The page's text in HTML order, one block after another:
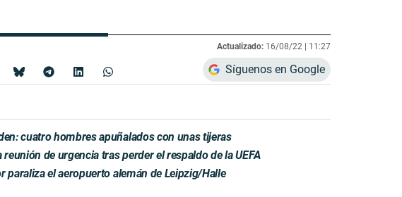
Actualizado: 16/08/22 | 11:27
Síguenos en Google
cuatro hombres apuñalados con unas tijeras
de urgencia tras perder el respaldo de la UEFA
paraliza el aeropuerto alemán de Leipzig/Halle